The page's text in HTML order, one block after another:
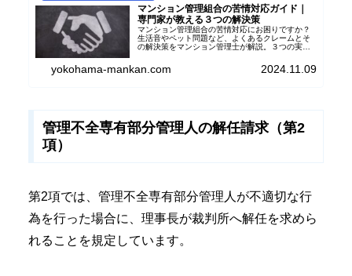
マンション管理組合の苦情対応ガイド｜
専門家が教える３つの解決策
マンション管理組合の苦情対応にお困りですか？
生活音やペット問題など、よくあるクレームとそ
の解決策をマンション管理士が解説。３つの実践
yokohama-mankan.com 2024.11.09
管理不全専有部分管理人の解任請求（第2
項）
第2項では、管理不全専有部分管理人が不適切な行
為を行った場合に、理事長が裁判所へ解任を求めら
れることを規定しています。